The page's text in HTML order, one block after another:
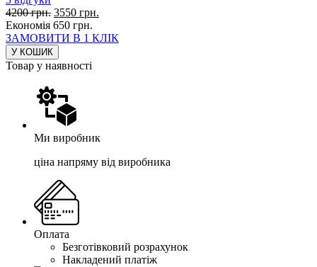
4200грн. 3550 грн.
Економія 650 грн.
ЗАМОВИТИ В 1 КЛІК
У КОШИК
Товар у наявності
Ми виробник
ціна напряму від виробника
Оплата
Безготівковий розрахунок
Накладений платіж